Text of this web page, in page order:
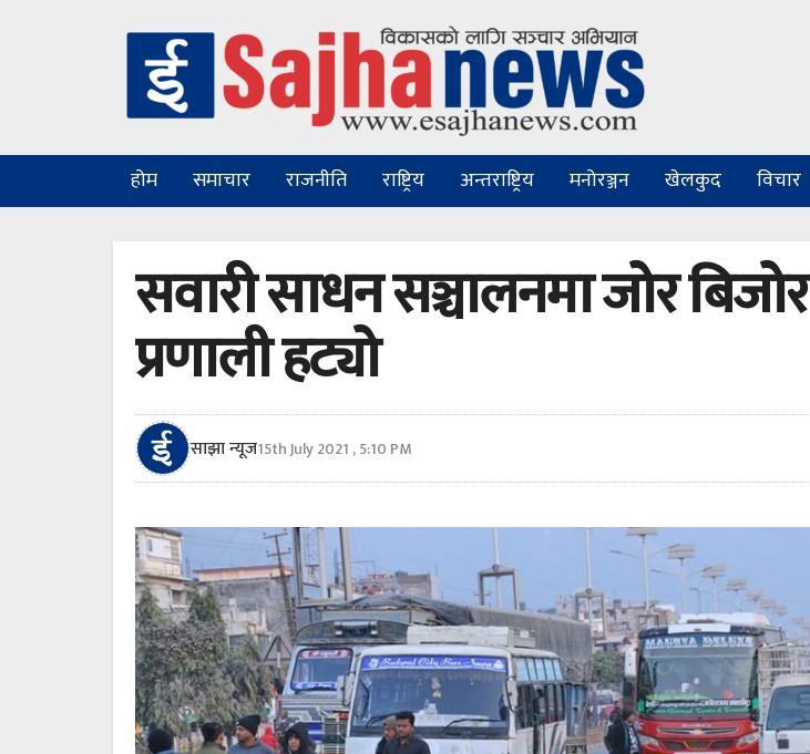
होम समाचार राजनीति राष्ट्रिय अन्तराष्ट्रिय मनोरञ्जन खेलकुद विचार
सवारी साधन सञ्चालनमा जोर बिजोर
प्रणाली हट्यो
साझा न्यूज15th July 2021 , 5:10 PM